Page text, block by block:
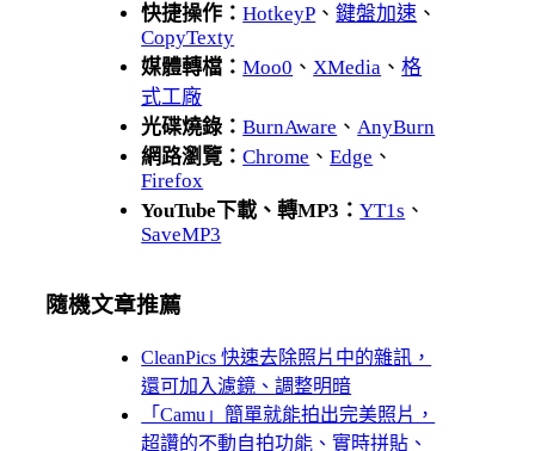
快捷操作：HotkeyP 、鍵盤加速 、
CopyTexty
媒體轉檔：Moo0 、 XMedia 、格
式工廠
光碟燒錄：BurnAware 、 AnyBurn
網路瀏覽：Chrome 、Edge 、
Firefox
YouTube下載、轉MP3：YT1s 、
SaveMP3
隨機文章推薦
CleanPics 快速去除照片中的雜訊，
還可加入濾鏡、調整明暗
「Camu」簡單就能拍出完美照片，
超讚的不動自拍功能、實時拼貼、